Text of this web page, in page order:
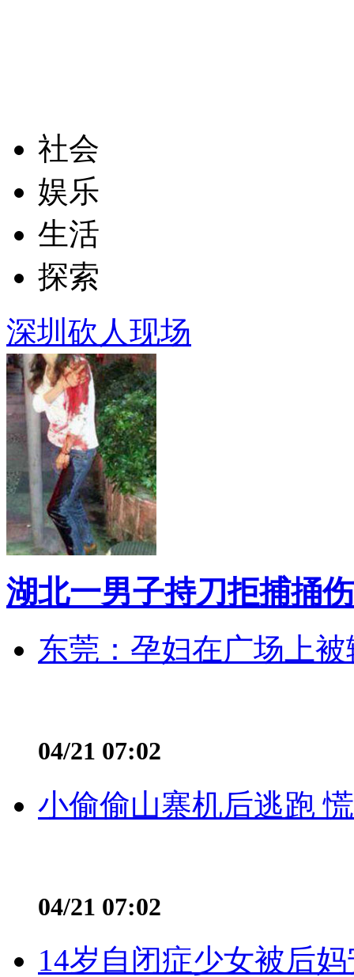
社会
娱乐
生活
探索
深圳砍人现场
湖北一男子持刀拒捕捅
东莞：孕妇在广场上
04/21 07:02
小偷偷山寨机后逃跑
04/21 07:02
14岁自闭症少女被后